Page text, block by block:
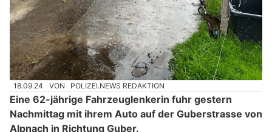
18.09.24 VON POLIZEI.NEWS REDAKTION
Eine 62-jährige Fahrzeuglenkerin fuhr gestern
Nachmittag mit ihrem Auto auf der Guberstrasse von
Alpnach in Richtung Guber.